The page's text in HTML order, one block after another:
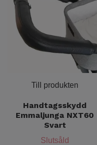
Till produkten
Handtagsskydd
Emmaljunga NXT60
Svart
Slutsåld